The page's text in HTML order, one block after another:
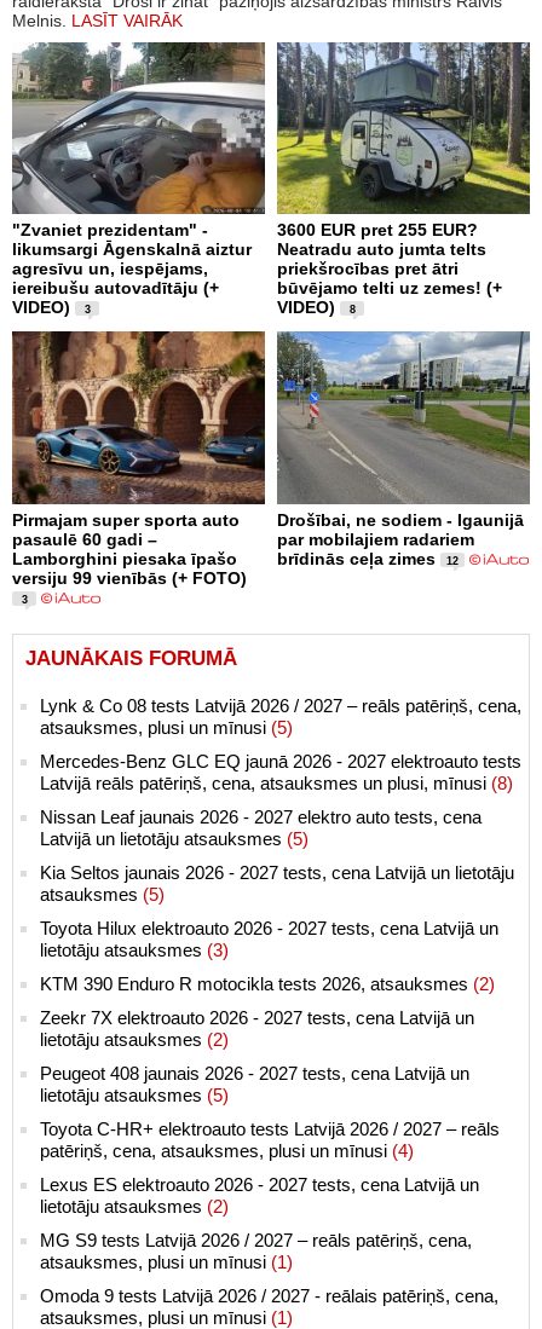
Melnis. LASĪT VAIRĀK
"Zvaniet prezidentam" -
likumsargi Āgenskalnā aiztur
agresīvu un, iespējams,
iereibušu autovadītāju (+
VIDEO)
3
3600 EUR pret 255 EUR?
Neatradu auto jumta telts
priekšrocības pret ātri
būvējamo telti uz zemes! (+
VIDEO)
8
Pirmajam super sporta auto
pasaulē 60 gadi –
Lamborghini piesaka īpašo
versiju 99 vienībās (+ FOTO)
3
Drošībai, ne sodiem - Igaunijā
par mobilajiem radariem
brīdinās ceļa zimes
12
JAUNĀKAIS FORUMĀ
Lynk & Co 08 tests Latvijā 2026 / 2027 – reāls patēriņš, cena,
atsauksmes, plusi un mīnusi (5)
Mercedes-Benz GLC EQ jaunā 2026 - 2027 elektroauto tests
Latvijā reāls patēriņš, cena, atsauksmes un plusi, mīnusi (8)
Nissan Leaf jaunais 2026 - 2027 elektro auto tests, cena
Latvijā un lietotāju atsauksmes (5)
Kia Seltos jaunais 2026 - 2027 tests, cena Latvijā un lietotāju
atsauksmes (5)
Toyota Hilux elektroauto 2026 - 2027 tests, cena Latvijā un
lietotāju atsauksmes (3)
KTM 390 Enduro R motocikla tests 2026, atsauksmes (2)
Zeekr 7X elektroauto 2026 - 2027 tests, cena Latvijā un
lietotāju atsauksmes (2)
Peugeot 408 jaunais 2026 - 2027 tests, cena Latvijā un
lietotāju atsauksmes (5)
Toyota C-HR+ elektroauto tests Latvijā 2026 / 2027 – reāls
patēriņš, cena, atsauksmes, plusi un mīnusi (4)
Lexus ES elektroauto 2026 - 2027 tests, cena Latvijā un
lietotāju atsauksmes (2)
MG S9 tests Latvijā 2026 / 2027 – reāls patēriņš, cena,
atsauksmes, plusi un mīnusi (1)
Omoda 9 tests Latvijā 2026 / 2027 - reālais patēriņš, cena,
atsauksmes, plusi un mīnusi (1)